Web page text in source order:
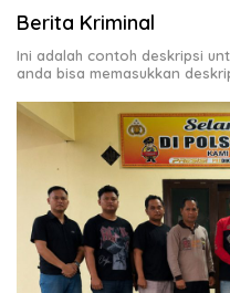
Berita Kriminal
Ini adalah contoh deskripsi
anda bisa memasukkan